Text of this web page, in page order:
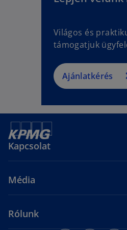
Világos és
támogatjuk
Ajánlatkérés
Kapcsolat
Média
Rólunk